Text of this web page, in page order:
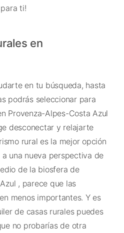
ti!
en
en tu búsqueda, hasta
podrás seleccionar para
Provenza-Alpes-Costa Azul
desconectar y relajarte
rural es la mejor opción
una nueva perspectiva de
de la biosfera de
, parece que las
menos importantes. Y es
de casas rurales puedes
no probarías de otra